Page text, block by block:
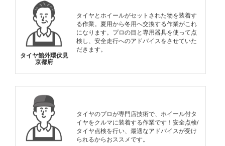
タイヤ館外環伏見
京都府
タイヤとホイールがセットされた物を装着す
る作業。夏用から冬用へ交換する作業がこれ
になります。プロの目と専用器具を使って点
検し、安全走行へのアドバイスをさせていた
だきます。
タイヤのプロが専門店技術で、ホイール付タ
イヤをクルマに装着する作業です！安全点検/
タイヤ点検を行い、最適なアドバイスが受け
られるからおススメです。